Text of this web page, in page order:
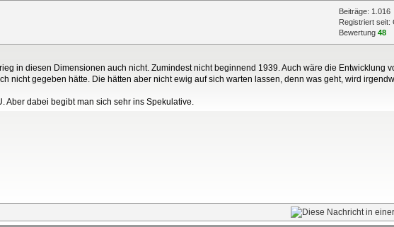
Beiträge: 1.016
Registriert seit:
Bewertung 48
in diesen Dimensionen auch nicht. Zumindest nicht beginnend 1939. Auch wäre die Entwicklung
nicht gegeben hätte. Die hätten aber nicht ewig auf sich warten lassen, denn was geht, wird
Aber dabei begibt man sich sehr ins Spekulative.